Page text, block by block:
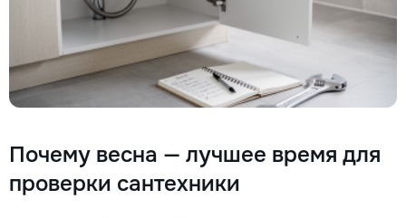
Почему весна — лучшее время для
проверки сантехники